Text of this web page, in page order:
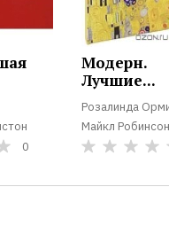
0
Модерн.
Лучшие...
Розалинда
Майкл Робинсон